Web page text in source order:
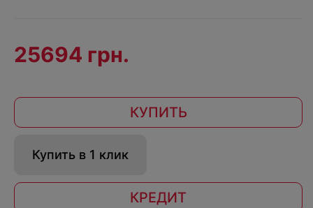
25694 грн.
КУПИТЬ
Купить в 1 клик
КРЕДИТ